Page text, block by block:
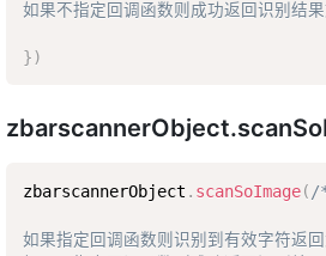
如果不指定回调函数则成功返回识别
})
zbarscannerObject . scanSoImage( /
如果指定回调函数则识别到有效字符